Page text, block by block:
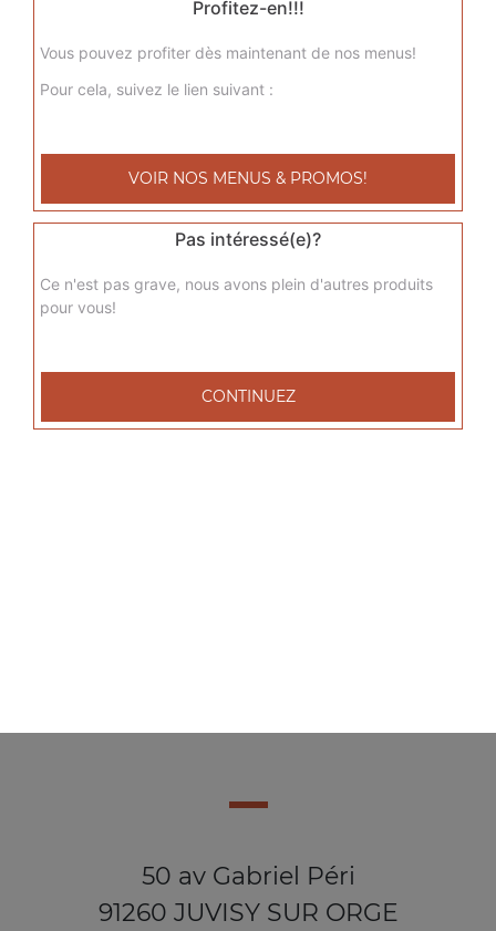
50 av Gabriel Péri
91260 JUVISY SUR ORGE
Profitez-en!!!
Vous pouvez profiter dès maintenant de nos menus!
Pour cela, suivez le lien suivant :
VOIR NOS MENUS & PROMOS!
Pas intéressé(e)?
Ce n'est pas grave, nous avons plein d'autres produits
pour vous!
CONTINUEZ